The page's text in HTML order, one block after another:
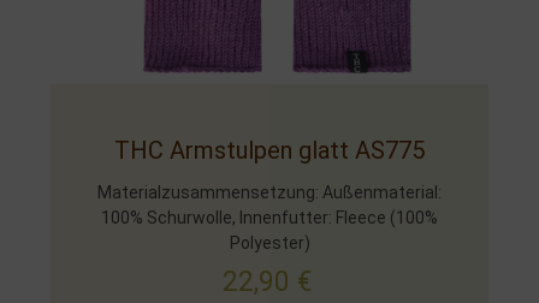
THC Armstulpen glatt AS775
Materialzusammensetzung: Außenmaterial:
100% Schurwolle, Innenfutter: Fleece (100%
Polyester)
22,90 €